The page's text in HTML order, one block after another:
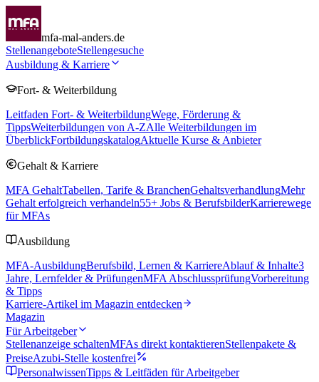
mfa-mal-anders.de
StellenangeboteStellengesuche
Ausbildung & Karriere
Fort- & Weiterbildung
Leitfaden Fort- & WeiterbildungWege, Förderung &
TippsWeiterbildungen von A-ZAlle Weiterbildungen im
ÜberblickFortbildungskatalogAktuelle Kurse & Anbieter
Gehalt & Karriere
MFA GehaltTabellen, Tarife & BranchenGehaltsverhandlungMehr
Gehalt erfolgreich verhandeln55+ Jobs & BerufsbilderKarrierewege
für MFAs
Ausbildung
MFA-AusbildungBerufsbild, Lernen & KarriereAblauf & Inhalte3
Jahre, Lernfelder & PrüfungenMFA AbschlussprüfungVorbereitung
& Tipps
Karriere-Artikel im Magazin entdecken
Magazin
Für Arbeitgeber
Stellenanzeige schaltenMFAs direkt kontaktierenStellenpakete &
PreiseAzubi-Stelle kostenfrei
PersonalwissenTipps & Leitfäden für Arbeitgeber